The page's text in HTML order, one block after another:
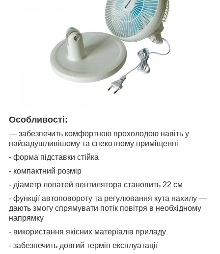
Особливості:
— забезпечить комфортною прохолодою навіть у
найзадушливішому та спекотному приміщенні
- форма підставки стійка
- компактний розмір
- діаметр лопатей вентилятора становить 22 см
- функції автоповороту та регулювання кута нахилу —
дають змогу спрямувати потік повітря в необхідному
напрямку
- використання якісних матеріалів приладу
- забезпечить довгий термін експлуатації